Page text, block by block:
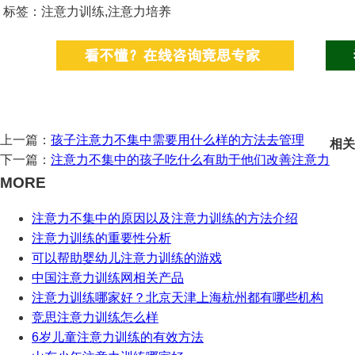
标签：注意力训练,注意力培养
上一篇： 孩子注意力不集中需要用什么样的方法去管理
下一篇： 注意力不集中的孩子吃什么有助于他们改善注意力
相
MORE
注意力不集中的原因以及注意力训练的方法介绍
注意力训练的重要性分析
可以帮助婴幼儿注意力训练的游戏
中国注意力训练网相关产品
注意力训练哪家好？北京天津上海杭州都有哪些机构
竞思注意力训练怎么样
6岁儿童注意力训练的有效方法